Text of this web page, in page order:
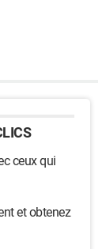
ceux qui
et obtenez